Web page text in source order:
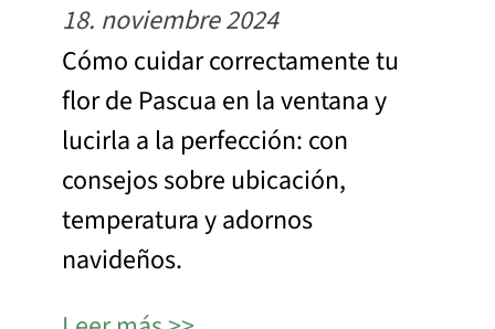
18. noviembre 2024
Cómo cuidar correctamente tu
flor de Pascua en la ventana y
lucirla a la perfección: con
consejos sobre ubicación,
temperatura y adornos
navideños.